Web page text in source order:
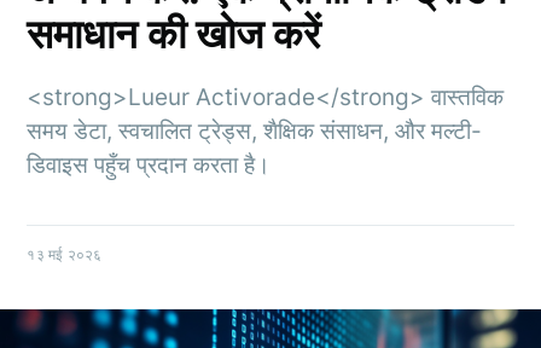
समाधान की खोज करें
<strong>Lueur Activorade</strong> वास्तविक
समय डेटा, स्वचालित ट्रेड्स, शैक्षिक संसाधन, और मल्टी-
डिवाइस पहुँच प्रदान करता है।
१३ मई २०२६